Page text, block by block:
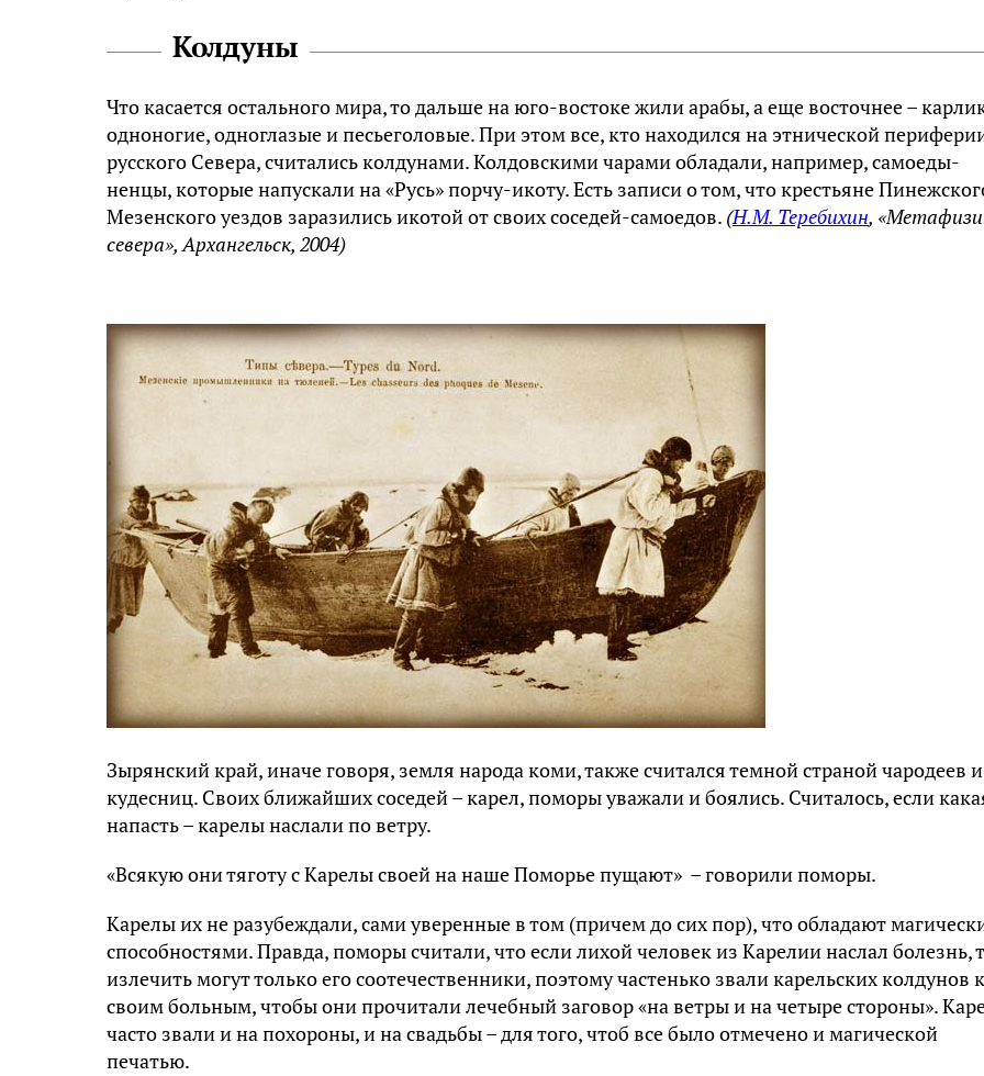
Колдуны
Что касается остального мира, то дальше на юго-востоке жили арабы, а еще восточнее –
одноногие, одноглазые и песьеголовые. При этом все, кто находился на этнической
русского Севера, считались колдунами. Колдовскими чарами обладали, например, самоеды-
ненцы, которые напускали на «Русь» порчу-икоту. Есть записи о том, что крестьяне
Мезенского уездов заразились икотой от своих соседей-самоедов. (Н.М. Теребихин,
севера», Архангельск, 2004)
Зырянский край, иначе говоря, земля народа коми, также считался темной страной чародеев и
кудесниц. Своих ближайших соседей – карел, поморы уважали и боялись. Считалось, если
напасть – карелы наслали по ветру.
«Всякую они тяготу с Карелы своей на наше Поморье пущают» – говорили поморы.
Карелы их не разубеждали, сами уверенные в том (причем до сих пор), что обладают
способностями. Правда, поморы считали, что если лихой человек из Карелии наслал болезнь,
излечить могут только его соотечественники, поэтому частенько звали карельских колдунов к
своим больным, чтобы они прочитали лечебный заговор «на ветры и на четыре стороны».
часто звали и на похороны, и на свадьбы – для того, чтоб все было отмечено и магической
печатью.